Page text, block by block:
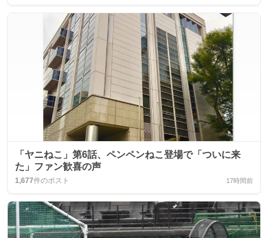
「ヤニねこ」第6話、ペンペンねこ登場で「ついに来
た」ファン歓喜の声
1,677件のポスト 17時間前